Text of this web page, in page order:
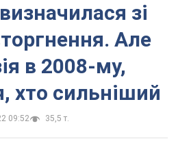
зі
Але
в 2008-му,
хто сильніший
09:52 35,5 т.